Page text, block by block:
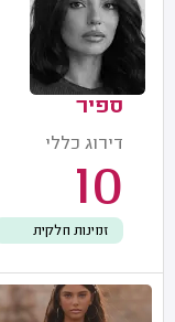
ספיר
דירוג כללי
10
זמינות חלקית